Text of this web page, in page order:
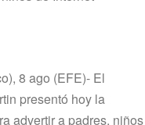
8 ago (EFE)- El
presentó hoy la
advertir a padres, niños